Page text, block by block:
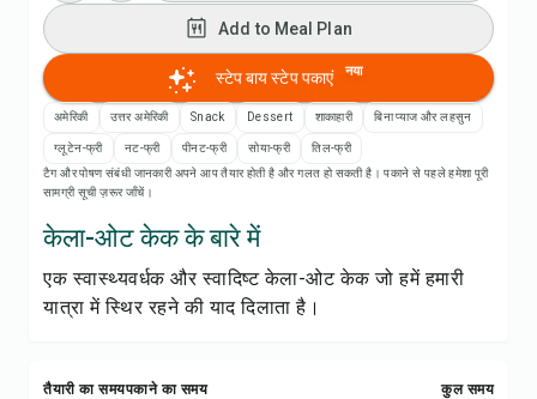
Add to Meal Plan
Add to Shopping List
रेसिपी नोट्स
रेसिपी प्रिंट करें
सेव करें
Add to Meal Plan
स्टेप बाय स्टेप पकाएं नया
अमेरिकी उत्तर अमेरिकी Snack Dessert शाकाहारी बिना प्याज और लहसुन
ग्लूटेन-फ्री नट-फ्री पीनट-फ्री सोया-फ्री
तिल-फ्री
टैग और पोषण संबंधी जानकारी अपने आप तैयार होती है और गलत हो सकती है। पकाने से पहले हमेशा पूरी
सामग्री सूची ज़रूर जाँचें।
केला-ओट केक के बारे में
एक स्वास्थ्यवर्धक और स्वादिष्ट केला-ओट केक जो हमें हमारी
यात्रा में स्थिर रहने की याद दिलाता है।
तैयारी का समयपकाने का समय
कुल समय